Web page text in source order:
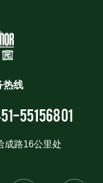
热线
55156801
成路16公里处